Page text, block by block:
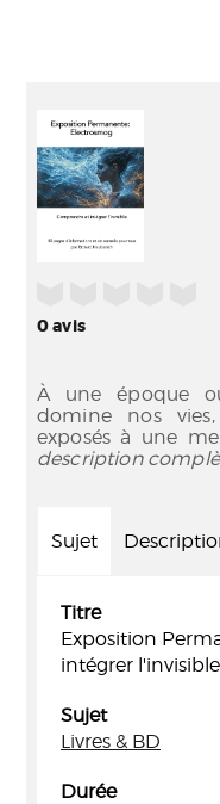
0avis
À une époque
domine nos
exposés à une
description
Sujet
Titre
Exposition
intégrer l'invisible
Sujet
Livres & BD
Durée